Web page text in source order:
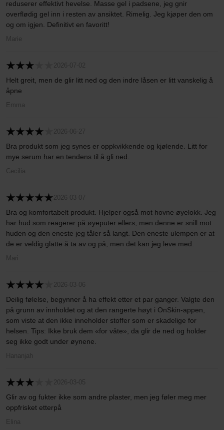
reduserer effektivt hevelse. Masse gel i padsene, jeg gnir
overflødig gel inn i resten av ansiktet. Rimelig. Jeg kjøper den om
og om igjen. Definitivt en favoritt!
Marie
2026-07-02
Helt greit, men de glir litt ned og den indre låsen er litt vanskelig å
åpne
Emma
2026-06-27
Bra produkt som jeg synes er oppkvikkende og kjølende. Litt for
mye serum har en tendens til å gli ned.
Cecilia
2026-03-07
Bra og komfortabelt produkt. Hjelper også mot hovne øyelokk. Jeg
har hud som reagerer på øyeputer ellers, men denne er snill mot
huden og den eneste jeg tåler så langt. Den eneste ulempen er at
de er veldig glatte å ta av og på, men det kan jeg leve med.
Mari
2026-03-06
Deilig følelse, begynner å ha effekt etter et par ganger. Valgte den
på grunn av innholdet og at den rangerte høyt i OnSkin-appen,
som viste at den ikke inneholder stoffer som er skadelige for
helsen. Tips: Ikke bruk dem «for våte», da glir de ned og holder
seg ikke godt under øynene.
Hananjah
2026-03-05
Glir av og fukter ikke som andre plaster, men jeg føler meg mer
oppfrisket etterpå
Elina